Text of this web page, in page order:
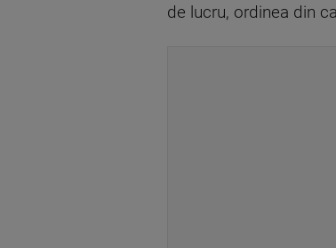
de lucru, ordinea din